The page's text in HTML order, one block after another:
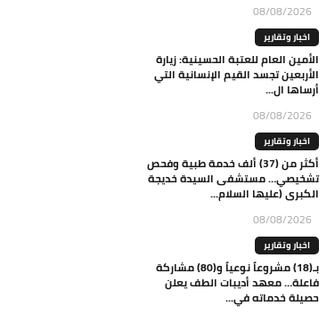
08/08/2026
اخبار وتقارير
الأمين العام للعتبة الحسينية: زيارة
الأربعين تجسد القيم الإنسانية التي
أرساها ال...
08/08/2026
اخبار وتقارير
أكثر من (37) ألف خدمة طبية وفحص
تشخيصي… مستشفى السيدة خديجة
الكبرى (عليها السلام...
08/08/2026
اخبار وتقارير
بـ(18) مشروعاً نوعياً و(80) مشاركة
فاعلة… معهد أديبات الطف يعلن
حصيلة خدماته في...